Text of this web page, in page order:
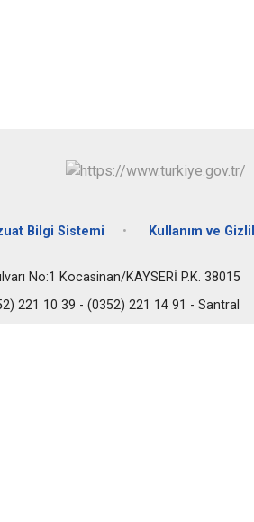
Bilgi Sistemi Kullanım ve
No:1 Kocasinan/KAYSERİ P.K. 38015
221 10 39 - (0352) 221 14 91 - Santral